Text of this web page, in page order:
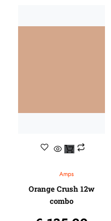
Amps
Orange Crush 12w
combo